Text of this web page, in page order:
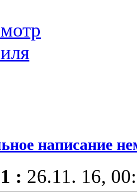
написание
: 26.11. 16,